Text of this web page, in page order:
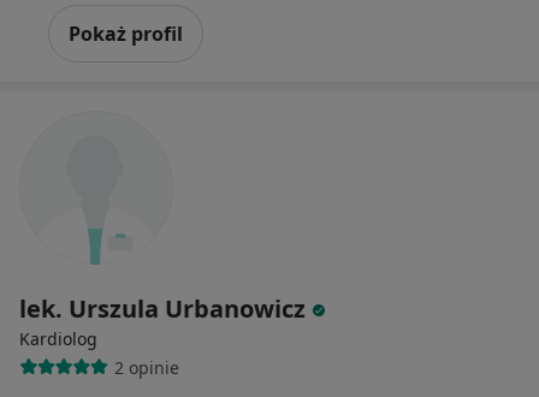
Pokaż profil
lek. Urszula Urbanowicz
Kardiolog
2 opinie